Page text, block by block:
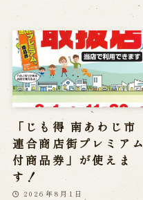
「じも得 南あわじ市
連合商店街プレミアム
付商品券」が使えま
す！
2026年8月1日